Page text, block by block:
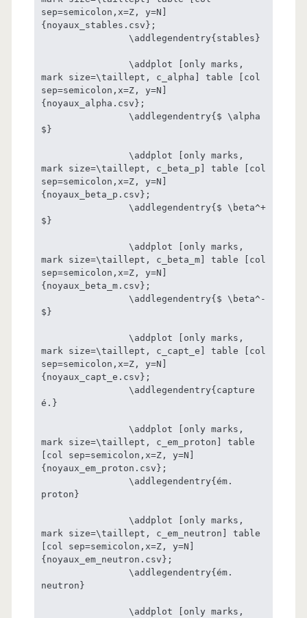
sep=semicolon,x=Z, y=N]
{noyaux_stables.csv};
mark size=\taillept, c_alpha] table [col
sep=semicolon,x=Z, y=N]
{noyaux_alpha.csv};
$}
mark size=\taillept, c_beta_p] table [col
sep=semicolon,x=Z, y=N]
{noyaux_beta_p.csv};
$}
mark size=\taillept, c_beta_m] table [col
sep=semicolon,x=Z, y=N]
{noyaux_beta_m.csv};
$}
mark size=\taillept, c_capt_e] table [col
sep=semicolon,x=Z, y=N]
{noyaux_capt_e.csv};
é.}
mark size=\taillept, c_em_proton] table
[col sep=semicolon,x=Z, y=N]
{noyaux_em_proton.csv};
proton}
mark size=\taillept, c_em_neutron] table
[col sep=semicolon,x=Z, y=N]
{noyaux_em_neutron.csv};
neutron}